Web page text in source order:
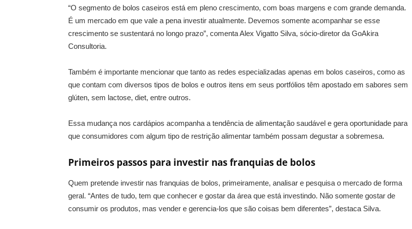
“O segmento de bolos caseiros está em pleno crescimento, com boas margens e com grande demanda.
É um mercado em que vale a pena investir atualmente. Devemos somente acompanhar se esse
crescimento se sustentará no longo prazo”, comenta Alex Vigatto Silva, sócio-diretor da GoAkira
Consultoria.
Também é importante mencionar que tanto as redes especializadas apenas em bolos caseiros, como as
que contam com diversos tipos de bolos e outros itens em seus portfólios têm apostado em sabores sem
glúten, sem lactose, diet, entre outros.
Essa mudança nos cardápios acompanha a tendência de alimentação saudável e gera oportunidade para
que consumidores com algum tipo de restrição alimentar também possam degustar a sobremesa.
Primeiros passos para investir nas franquias de bolos
Quem pretende investir nas franquias de bolos, primeiramente, analisar e pesquisa o mercado de forma
geral. “Antes de tudo, tem que conhecer e gostar da área que está investindo. Não somente gostar de
consumir os produtos, mas vender e gerencia-los que são coisas bem diferentes”, destaca Silva.